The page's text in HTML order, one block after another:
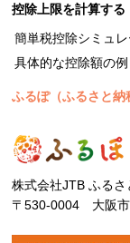
控除上限を計算する
簡単税控除シミュ
具体的な控除額の例
ふるぽ（ふるさと
株式会社JTB ふる
〒530-0004 大阪市